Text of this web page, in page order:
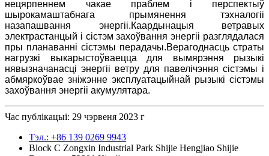
нецярпеннем чакае праблем і перспектыў
шырокамаштабнага прымянення тэхналогіі
назапашвання энергіі.Каардынацыя ветравых
электрастанцый і сістэм захоўвання энергіі разглядалася
пры планаванні сістэмы перадачы.Верагоднасць страты
нагрузкі выкарыстоўваецца для вымярэння рызыкі
нявызначанасці энергіі ветру для павелічэння сістэмы і
абмяркоўвае зніжэнне эксплуатацыйнай рызыкі сістэмы
захоўвання энергіі акумулятара.
Час публікацыі: 29 чэрвеня 2023 г
Тэл.: +86 139 0269 9943
Block C Zongxin Industrial Park Shijie Hengjiao Shijie